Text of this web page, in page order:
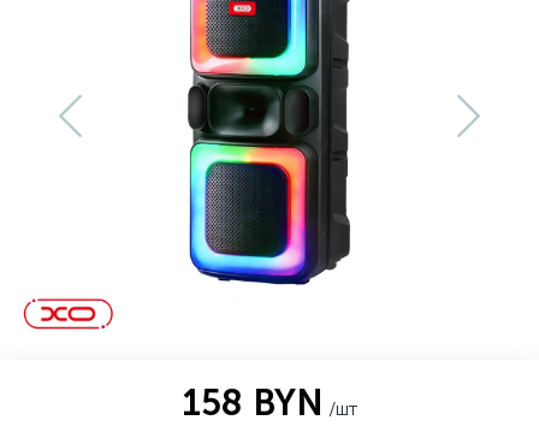
158 BYN /шт